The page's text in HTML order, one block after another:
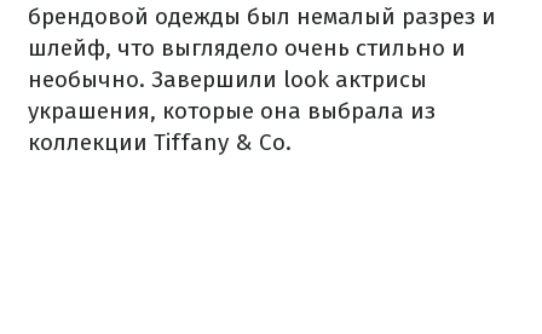
брендовой одежды был немалый разрез и
шлейф, что выглядело очень стильно и
необычно. Завершили look актрисы
украшения, которые она выбрала из
коллекции Tiffany & Co.